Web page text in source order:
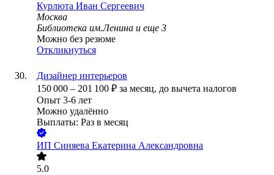
Курлюта Иван Сергеевич
Москва
Библиотека им.Ленина и еще 3
Можно без резюме
Откликнуться
Дизайнер интерьеров
150 000 – 201 100 ₽ за месяц, до вычета налогов
Опыт 3-6 лет
Можно удалённо
Выплаты: Раз в месяц
ИП Синяева Екатерина Александровна
5.0